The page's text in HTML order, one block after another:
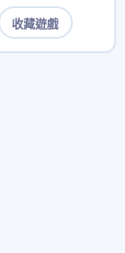
收藏遊戲